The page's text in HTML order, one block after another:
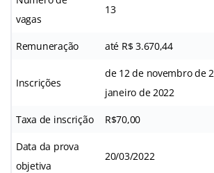
vagas
13
Remuneração até R$ 3.670,44
Inscrições
de 12 de novembro de
janeiro de 2022
Taxa de inscrição R$70,00
Data da prova
objetiva
20/03/2022